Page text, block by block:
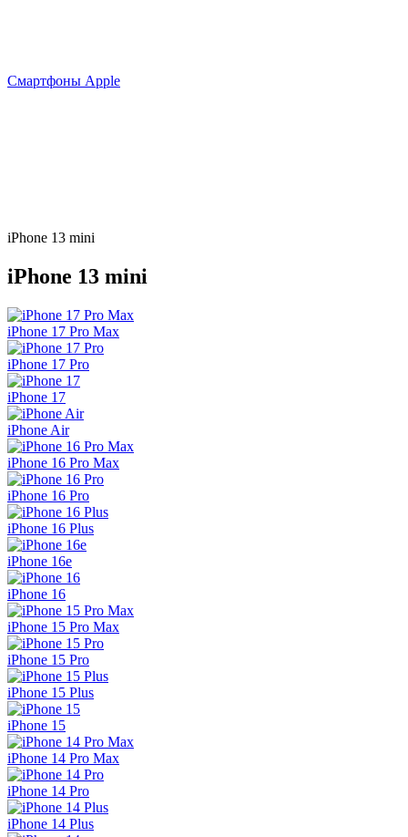
Смартфоны Apple
iPhone 13 mini
iPhone 13 mini
iPhone 17 Pro Max
iPhone 17 Pro
iPhone 17
iPhone Air
iPhone 16 Pro Max
iPhone 16 Pro
iPhone 16 Plus
iPhone 16e
iPhone 16
iPhone 15 Pro Max
iPhone 15 Pro
iPhone 15 Plus
iPhone 15
iPhone 14 Pro Max
iPhone 14 Pro
iPhone 14 Plus